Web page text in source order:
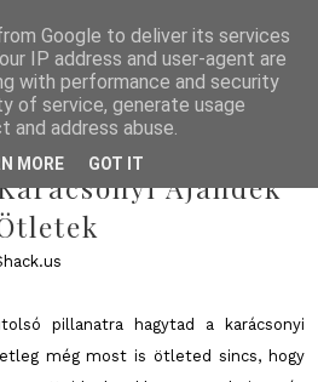
2013/12/22
Ajándék
pillanatra hagytad a karácsonyi
még most is ötleted sincs, hogy
Google to deliver its services
IP address and user-agent are
with performance and security
of service, generate usage
address abuse.
MORE GOT IT